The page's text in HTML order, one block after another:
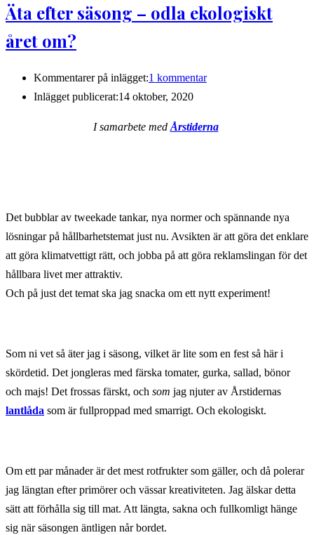
Äta efter säsong – odla ekologiskt
året om?
Kommentarer på inlägget:1 kommentar
Inlägget publicerat:14 oktober, 2020
I samarbete medÅrstiderna
Det bubblar av tweekade tankar, nya normer och spännande nya
lösningar på hållbarhetstemat just nu. Avsikten är att göra det enklare
att göra klimatvettigt rätt, och jobba på att göra reklamslingan för det
hållbara livet mer attraktiv.
Och på just det temat ska jag snacka om ett nytt experiment!
Som ni vet så äter jag i säsong, vilket är lite som en fest så här i
skördetid. Det jongleras med färska tomater, gurka, sallad, bönor
och majs! Det frossas färskt, och som jag njuter av Årstidernas
lantlåda som är fullproppad med smarrigt. Och ekologiskt.
Om ett par månader är det mest rotfrukter som gäller, och då polerar
jag längtan efter primörer och vässar kreativiteten. Jag älskar detta
sätt att förhålla sig till mat. Att längta, sakna och fullkomligt hänge
sig när säsongen äntligen når bordet.